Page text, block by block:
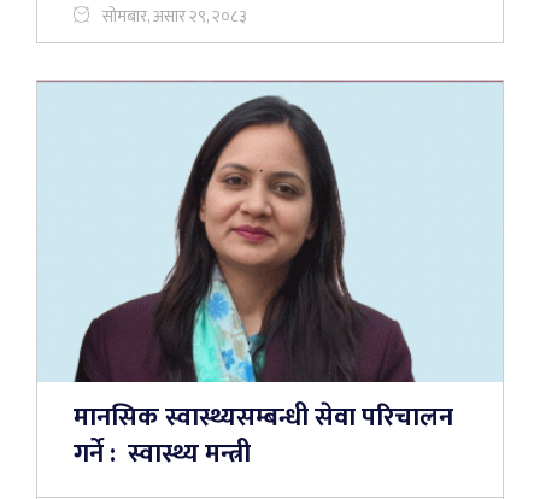
सोमबार, असार २९, २०८३
मानसिक स्वास्थ्यसम्बन्धी सेवा परिचालन
गर्ने : स्वास्थ्य मन्त्री